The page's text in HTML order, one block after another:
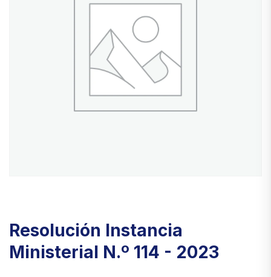
Resolución Instancia
Ministerial N.º 114 - 2023